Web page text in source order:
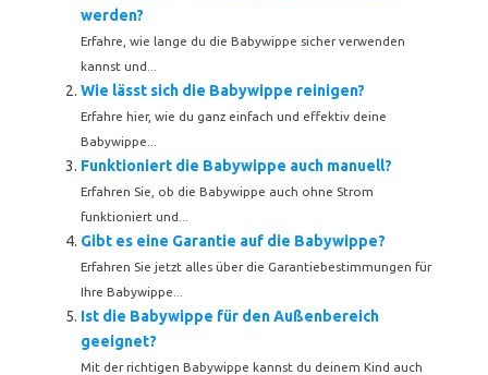
werden?
Erfahre, wie lange du die Babywippe sicher verwenden
kannst und...
Wie lässt sich die Babywippe reinigen?
Erfahre hier, wie du ganz einfach und effektiv deine
Babywippe...
Funktioniert die Babywippe auch manuell?
Erfahren Sie, ob die Babywippe auch ohne Strom
funktioniert und...
Gibt es eine Garantie auf die Babywippe?
Erfahren Sie jetzt alles über die Garantiebestimmungen für
Ihre Babywippe...
Ist die Babywippe für den Außenbereich
geeignet?
Mit der richtigen Babywippe kannst du deinem Kind auch